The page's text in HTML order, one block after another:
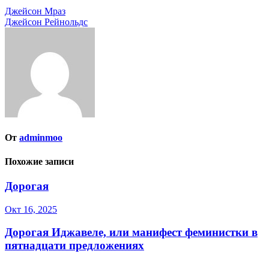
Навигация
по
Джейсон Мраз
Джейсон Рейнольдс
От adminmoo
Похожие записи
Дорогая
Окт 16, 2025
Дорогая Иджавеле, или манифест феминистки в
пятнадцати предложениях